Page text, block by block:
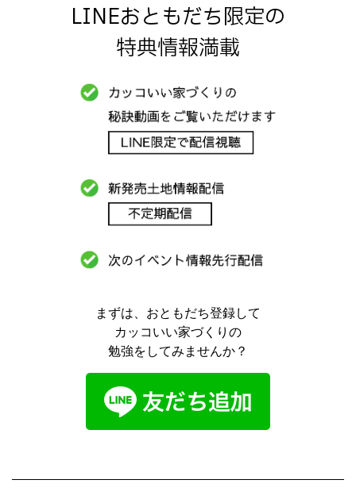
LINEおともだち限定の
特典情報満載
まずは、おともだち登録して
カッコいい家づくりの
勉強をしてみませんか？